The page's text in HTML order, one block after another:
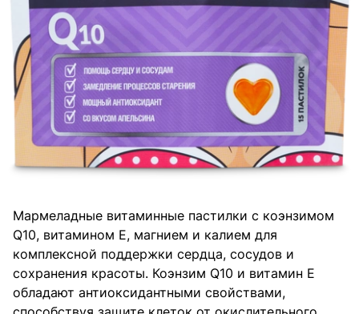
Мармеладные витаминные пастилки с коэнзимом
Q10, витамином Е, магнием и калием для
комплексной поддержки сердца, сосудов и
сохранения красоты. Коэнзим Q10 и витамин Е
обладают антиоксидантными свойствами,